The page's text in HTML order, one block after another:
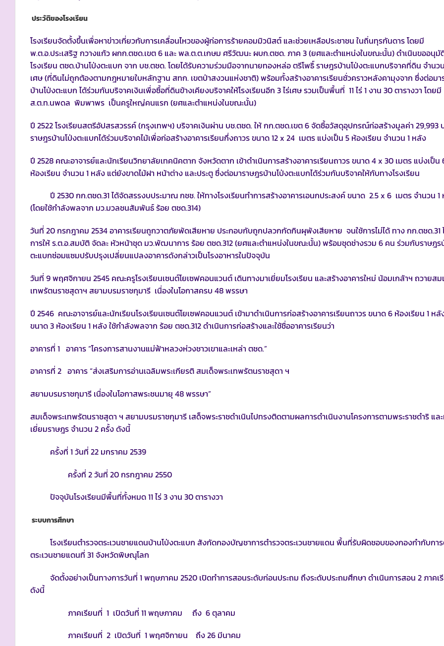
ประวัติของโรงเรียน
โรงเรียนจัดตั้งขึ้นเพื่อหาข่าวเกี่ยวกับการเคลื่อนไหวของผู้ก่อการร้ายคอมมิวนิสต์ และช่วยเหลือประชาชน ในถิ่นทุรกันดาร โดยมี
พ.ต.อ.ประเสริฐ กวางแก้ว ผกก.ตชด.เขต 6 และ พล.ต.ต.เกษม ศรีวัฒนะ ผบก.ตชด. ภาค 3 (ยศและตำแหน่งในขณะนั้น) ดำเนินขออนุ
โรงเรียน ตชด.บ้านโป่งตะแบก จาก บช.ตชด. โดยได้รับความร่วมมือจากนายทองหล่อ ตรีโพธิ์ ราษฎรบ้านโป่งตะแบกบริจาคที่ดิน จำนว
เศษ (ที่ดินไม่ถูกต้องตามกฎหมายใบหลักฐาน สทก. เขตป่าสงวนแห่งชาติ) พร้อมทั้งสร้างอาคารเรียนชั่วคราวหลังคามุงจาก ซึ่งต่อมา
บ้านโป่งตะแบก ได้ร่วมกันบริจาคเงินเพื่อซื้อที่ดินข้างเคียงบริจาคให้โรงเรียนอีก 3 ไร่เศษ รวมเป็นพื้นที่ 11 ไร่ 1 งาน 30 ตารางวา โดยมี
ส.ต.ท.นพดล พิมพาพร เป็นครูใหญ่คนแรก (ยศและตำแหน่งในขณะนั้น)
ปี 2522 โรงเรียนสตรีอัปสรสวรรค์ (กรุงเทพฯ) บริจาคเงินผ่าน บช.ตชด. ให้ กก.ตชด.เขต 6 จัดซื้อวัสดุอุปกรณ์ก่อสร้างมูลค่า 29,993
ราษฎรบ้านโป่งตะแบกได้ร่วมบริจาคไม้เพื่อก่อสร้างอาคารเรียนกึ่งถาวร ขนาด 12 x 24 เมตร แบ่งเป็น 5 ห้องเรียน จำนวน 1 หลัง
ปี 2528 คณะอาจารย์และนักเรียนวิทยาลัยเทคนิคตาก จังหวัดตาก เข้าดำเนินการสร้างอาคารเรียนถาวร ขนาด 4 x 30 เมตร แบ่งเป็น
ห้องเรียน จำนวน 1 หลัง แต่ยังขาดไม้ฝา หน้าต่าง และประตู ซึ่งต่อมาราษฎรบ้านโป่งตะแบกได้ร่วมกันบริจาคให้กับทางโรงเรียน
ปี 2530 กก.ตชด.31 ได้จัดสรรงบประมาณ กชช. ให้ทางโรงเรียนทำการสร้างอาคารเอนกประสงค์ ขนาด 2.5 x 6 เมตร จำนวน 1
(โดยใช้กำลังพลจาก มว.มวลชนสัมพันธ์ ร้อย ตชด.314)
วันที่ 20 กรกฎาคม 2534 อาคารเรียนถูกวาตภัยพัดเสียหาย ประกอบกับถูกปลวกกัดกินผุพังเสียหาย จนใช้การไม่ได้ ทาง กก.ตชด.31
การให้ ร.ต.อ.สมบัติ จัดละ หัวหน้าชุด มว.พัฒนาการ ร้อย ตชด.312 (ยศและตำแหน่งในขณะนั้น) พร้อมชุดช่างรวม 6 คน ร่วมกับราษฎร
ตะแบกซ่อมแซมปรับปรุงเปลี่ยนแปลงอาคารดังกล่าวเป็นโรงอาหารในปัจจุบัน
วันที่ 9 พฤศจิกายน 2545 คณะครูโรงเรียนเซนต์โยเซฟคอนแวนต์ เดินทางมาเยี่ยมโรงเรียน และสร้างอาคารใหม่ น้อมเกล้าฯ ถวายสม
เทพรัตนราชสุดาฯ สยามบรมราชกุมารี เนื่องในโอกาสครบ 48 พรรษา
ปี 2546 คณะอาจารย์และนักเรียนโรงเรียนเซนต์โยเซฟคอนแวนต์ เข้ามาดำเนินการก่อสร้างอาคารเรียนถาวร ขนาด 6 ห้องเรียน 1 หลั
ขนาด 3 ห้องเรียน 1 หลัง ใช้กำลังพลจาก ร้อย ตชด.312 ดำเนินการก่อสร้างและใช้ชื่ออาคารเรียนว่า
อาคารที่ 1 อาคาร “โครงการสานงานแม่ฟ้าหลวงห่วงชาวเขาและเหล่า ตชด.”
อาคารที่ 2 อาคาร “ส่งเสริมการอ่านเฉลิมพระเกียรติ สมเด็จพระเทพรัตนราชสุดา ฯ
สยามบรมราชกุมารี เนื่องในโอกาสพระชนมายุ 48 พรรษา”
สมเด็จพระเทพรัตนราชสุดา ฯ สยามบรมราชกุมารี เสด็จพระราชดำเนินไปทรงติดตามผลการดำเนินงานโครงการตามพระราชดำริ แล
เยี่ยมราษฎร จำนวน 2 ครั้ง ดังนี้
ครั้งที่ 1 วันที่ 22 มกราคม 2539
ครั้งที่ 2 วันที่ 20 กรกฎาคม 2550
ปัจจุบันโรงเรียนมีพื้นที่ทั้งหมด 11 ไร่ 3 งาน 30 ตารางวา
ระบบการศึกษา
โรงเรียนตำรวจตระเวนชายแดนบ้านโป่งตะแบก สังกัดกองบัญชาการตำรวจตระเวนชายแดน พื้นที่รับผิดชอบของกองกำกับการ
ตระเวนชายแดนที่ 31 จังหวัดพิษณุโลก
จัดตั้งอย่างเป็นทางการวันที่ 1 พฤษภาคม 2520 เปิดทำการสอนระดับก่อนประถม ถึงระดับประถมศึกษา ดำเนินการสอน 2 ภาค
ดังนี้
ภาคเรียนที่ 1 เปิดวันที่ 11 พฤษภาคม ถึง 6 ตุลาคม
ภาคเรียนที่ 2 เปิดวันที่ 1 พฤศจิกายน ถึง 26 มีนาคม